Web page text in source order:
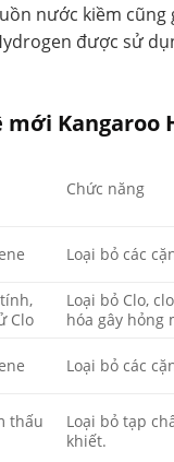
nước kiềm
được sử
Kangaroo
Chức năng
Loại bỏ các
Clo
Loại bỏ Clo,
hóa gây hỏng
Loại bỏ các
thấu
Loại bỏ tạp
khiết.